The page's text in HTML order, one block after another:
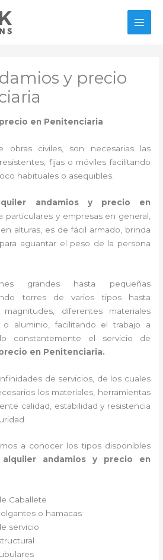
y precio
en Penitenciaria
obras civiles, son necesarias las
fijas o móviles facilitando
habituales o asequibles.
andamios y precio en
particulares y empresas en general,
alturas, es de fácil armado, brinda
aguantar el peso de la persona
grandes hasta pequeñas
torres de varios tipos hasta
diferentes materiales
o aluminio, facilitando el trabajo a
constantemente el servicio de
en Penitenciaria.
de servicios, de los cuales
los materiales, herramientas
calidad, estabilidad y resistencia
a conocer los tipos disponibles
alquiler andamios y precio en
Caballete
o hamacas
servicio